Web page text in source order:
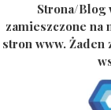
Strona/Blog
zamieszczone na
stron www. Żaden